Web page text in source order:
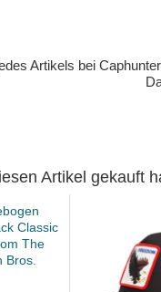
Artikels bei
Artikel gekauft